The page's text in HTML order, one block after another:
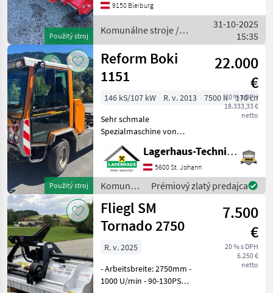
Použitý stroj
36 stk Hämmer, Gewicht
ist der Rotor
9150 Bleiburg
Komunálne stroje /
Sonstige
31-10-2025
15:35
Použitý stroj
Reform Boki
1151
22.000
€
20 % s DPH
18.333,33 €
netto
146 kS/107 kW R. v. 2013 7500 h
170 cm
Sehr schmale
Spezialmaschine von
Reform, Außenbreite:
170cm, mit Kipper, mit
Streuer, ohne Garantie oder
Gewährleistung Wir bitten
telefonisch oder per Mail
Ihren
Lagerhaus-Technik St. Johann
5600 St. Johann
Komunálne
stroje /
Reform
Prémiový zlatý predajca
Fliegl SM
Tornado 2750
7.500
€
20 % s DPH
6.250 €
netto
R. v. 2025
- Arbeitsbreite: 2750mm -
1000 U/min - 90-130PS